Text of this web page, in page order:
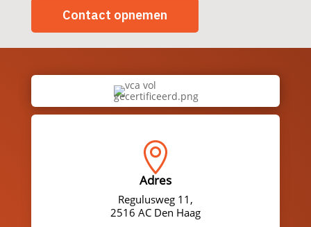
Contact opnemen

Adres
Regulusweg 11,
2516 AC Den Haag